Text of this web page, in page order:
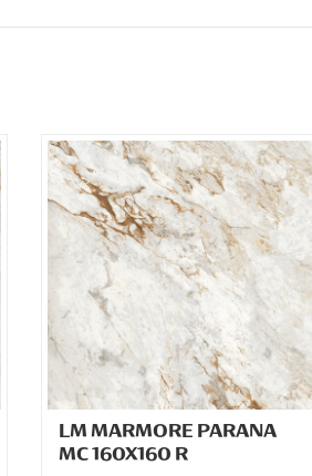
LM MARMORE PARANA
MC 160X160 R